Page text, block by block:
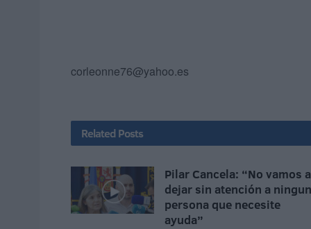
corleonne76@yahoo.es
Related Posts
Pilar Cancela: “No vamos a
dejar sin atención a
persona que necesite
ayuda”